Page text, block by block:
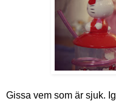
Gissa vem som är sjuk.